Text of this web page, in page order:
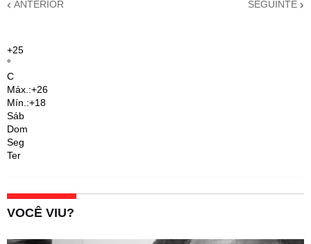
ANTERIOR SEGUINTE
+25
°
C
Máx.:+26
Mín.:+18
Sáb
Dom
Seg
Ter
VOCÊ VIU?